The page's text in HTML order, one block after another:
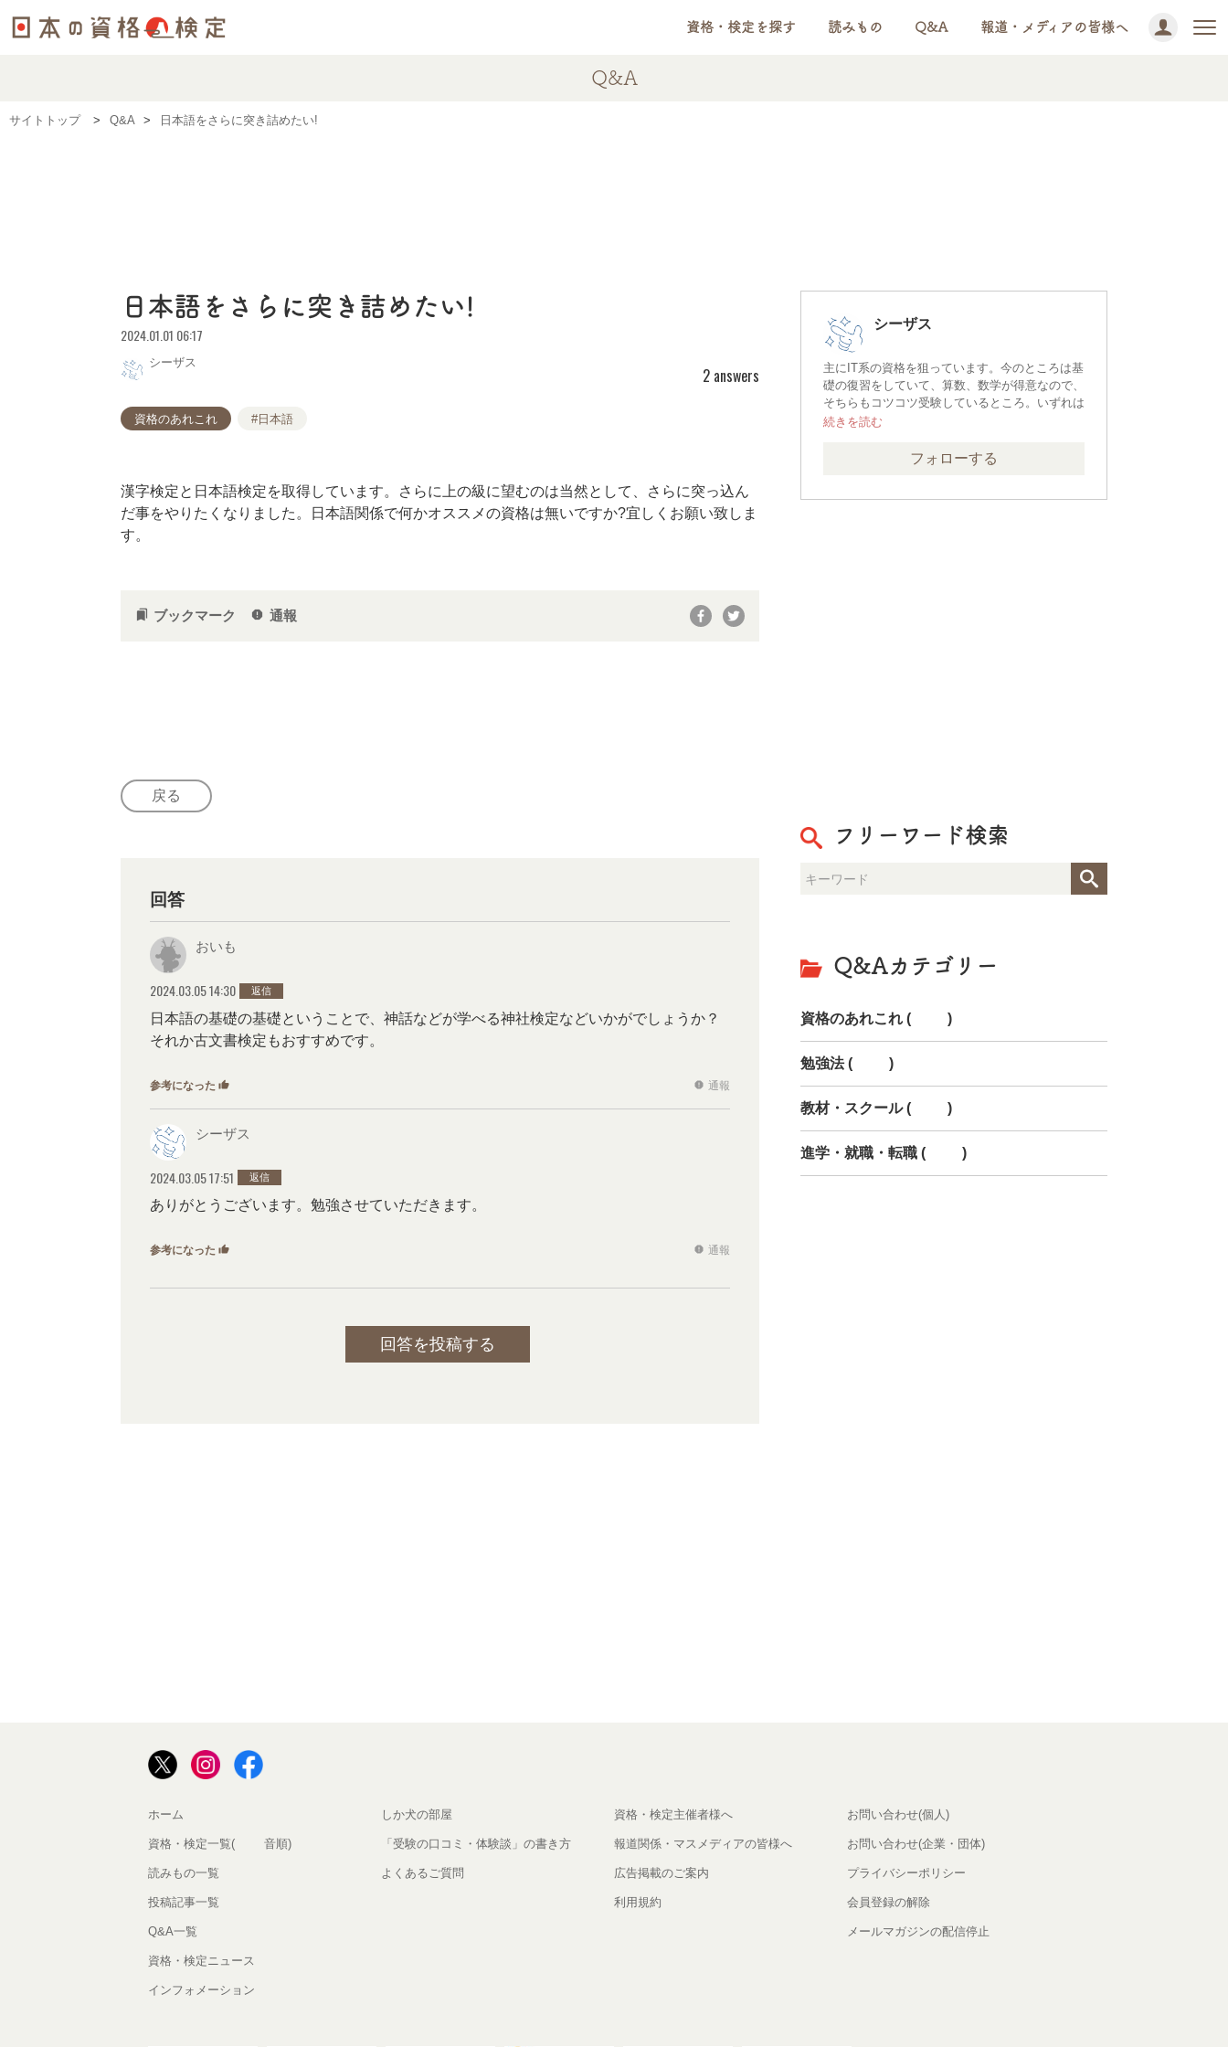
資格・検定を探す 読みもの Q&A 報道・メディアの皆様へ
Q&A
サイトトップ Q&A 日本語をさらに突き詰めたい!
日本語をさらに突き詰めたい!
2024.01.01 06:17
シーザス
2 answers
資格のあれこれ #日本語
漢字検定と日本語検定を取得しています。さらに上の級に望むのは当然として、さらに突っ込ん
だ事をやりたくなりました。日本語関係で何かオススメの資格は無いですか?宜しくお願い致しま
す。
bookmarks ブックマーク report 通報
戻る
回答
おいも
2024.03.05 14:30 返信
日本語の基礎の基礎ということで、神話などが学べる神社検定などいかがでしょうか？
それか古文書検定もおすすめです。
参考になった thumb_up report 通報
シーザス
2024.03.05 17:51 返信
ありがとうございます。勉強させていただきます。
参考になった thumb_up report 通報
回答を投稿する
シーザス
主にIT系の資格を狙っています。今のところは基
礎の復習をしていて、算数、数学が得意なので、
そちらもコツコツ受験しているところ。いずれは
英語ももっとやりたいですね。
ます。ビジネスマナーや敬語を身に着けたいの
フォローする
フリーワード検索
Q&Aカテゴリー
資格のあれこれ (91)
勉強法 (28)
教材・スクール (11)
進学・就職・転職 (19)
ホーム
資格・検定一覧(50音順)
読みもの一覧
投稿記事一覧
Q&A一覧
資格・検定ニュース
インフォメーション
しか犬の部屋
「受験の口コミ・体験談」の書き方
よくあるご質問
資格・検定主催者様へ
報道関係・マスメディアの皆様へ
広告掲載のご案内
利用規約
お問い合わせ(個人)
お問い合わせ(企業・団体)
プライバシーポリシー
会員登録の解除
メールマガジンの配信停止